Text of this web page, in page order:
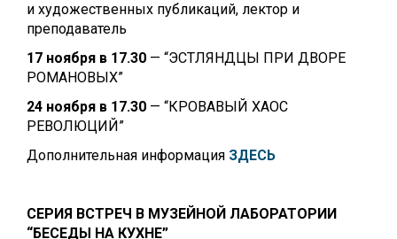
и художественных публикаций, лектор и
преподаватель
17 ноября в 17.30 — “ЭСТЛЯНДЦЫ ПРИ ДВОРЕ
РОМАНОВЫХ”
24 ноября в 17.30 — “КРОВАВЫЙ ХАОС
РЕВОЛЮЦИЙ”
Дополнительная информация ЗДЕСЬ
СЕРИЯ ВСТРЕЧ В МУЗЕЙНОЙ ЛАБОРАТОРИИ
“БЕСЕДЫ НА КУХНЕ”